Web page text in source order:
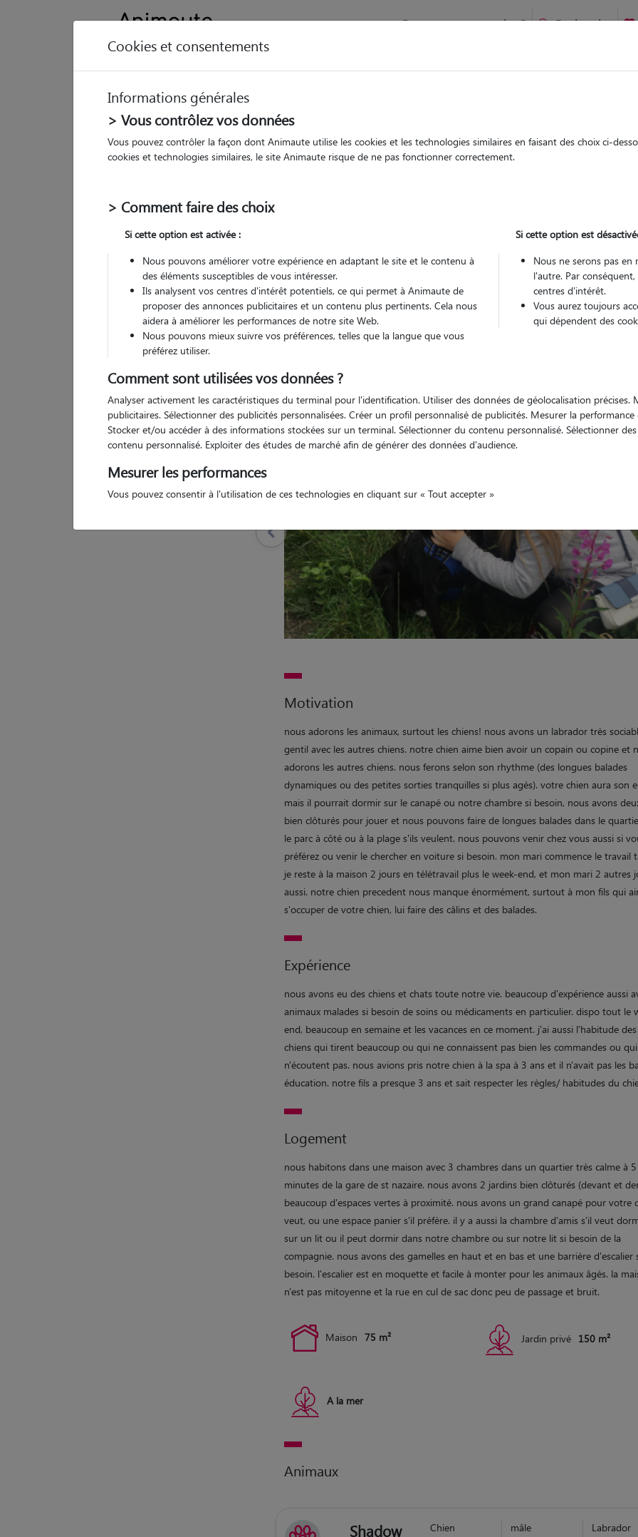
Comment ça marche ? Recherche
4 avis)
5/5
Christabel
chez le Pet Sitter
Promenades
1 animal
Motivation
nous adorons les animaux, surtout les chiens! nous avons un labrador très
gentil avec les autres chiens. notre chien aime bien avoir un copain ou copine et
adorons les autres chiens. nous ferons selon son rhythme (des longues balades
dynamiques ou des petites sorties tranquilles si plus agés). votre chien aura son
mais il pourrait dormir sur le canapé ou notre chambre si besoin, nous avons
bien clôturés pour jouer et nous pouvons faire de longues balades dans le
le parc à côté ou à la plage s'ils veulent. nous pouvons venir chez vous aussi si
préférez ou venir le chercher en voiture si besoin. mon mari commence le travail
je reste à la maison 2 jours en télétravail plus le week-end, et mon mari 2 autres
aussi. notre chien precedent nous manque énormément, surtout à mon fils qui
s'occuper de votre chien, lui faire des câlins et des balades.
Expérience
nous avons eu des chiens et chats toute notre vie. beaucoup d'expérience aussi
animaux malades si besoin de soins ou médicaments en particulier. dispo tout le
end, beaucoup en semaine et les vacances en ce moment. j'ai aussi l'habitude
chiens qui tirent beaucoup ou qui ne connaissent pas bien les commandes ou qui
n'écoutent pas. nous avions pris notre chien à la spa à 3 ans et il n'avait pas les
éducation. notre fils a presque 3 ans et sait respecter les règles/ habitudes du
Logement
nous habitons dans une maison avec 3 chambres dans un quartier très calme à 5
minutes de la gare de st nazaire. nous avons 2 jardins bien clôturés (devant et
beaucoup d'espaces vertes à proximité. nous avons un grand canapé pour votre
veut, ou une espace panier s'il préfère. il y a aussi la chambre d'amis s'il veut
sur un lit ou il peut dormir dans notre chambre ou sur notre lit si besoin de la
compagnie. nous avons des gamelles en haut et en bas et une barrière d'escalier
besoin. l'escalier est en moquette et facile à monter pour les animaux âgés. la
n'est pas mitoyenne et la rue en cul de sac donc peu de passage et bruit.
Maison 75 m² Jardin privé 150 m²
A la mer
Animaux
Shadow Chien mâle Labrador
Cookies et consentements
Informations générales
> Vous contrôlez vos données
Vous pouvez contrôler la façon dont Animaute utilise les cookies et les technologies similaires en faisant des choix ci-
cookies et technologies similaires, le site Animaute risque de ne pas fonctionner correctement.
> Comment faire des choix
Si cette option est activée :
Nous pouvons améliorer votre expérience en adaptant le site et le contenu à
des éléments susceptibles de vous intéresser.
Ils analysent vos centres d'intérêt potentiels, ce qui permet à Animaute de
proposer des annonces publicitaires et un contenu plus pertinents. Cela nous
aidera à améliorer les performances de notre site Web.
Nous pouvons mieux suivre vos préférences, telles que la langue que vous
préférez utiliser.
Si cette option est
Nous ne serons pas en
l'autre. Par
centres d'intérêt.
Vous aurez toujours
qui dépendent des
Comment sont utilisées vos données ?
Analyser activement les caractéristiques du terminal pour l'identification. Utiliser des données de géolocalisation précises.
publicitaires. Sélectionner des publicités personnalisées. Créer un profil personnalisé de publicités. Mesurer la
Stocker et/ou accéder à des informations stockées sur un terminal. Sélectionner du contenu personnalisé. Sélectionner
contenu personnalisé. Exploiter des études de marché afin de générer des données d'audience.
Mesurer les performances
Vous pouvez consentir à l'utilisation de ces technologies en cliquant sur « Tout accepter »